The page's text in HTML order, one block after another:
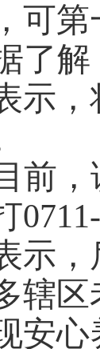
可
了解
示
前
示
辖
安